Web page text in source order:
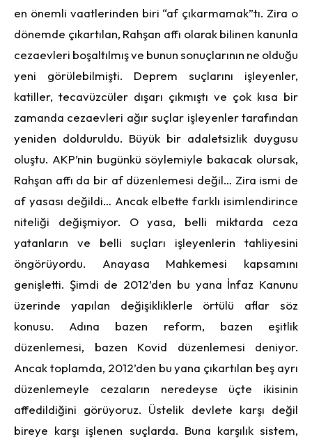
en önemli vaatlerinden biri “af çıkarmamak”tı. Zira o
dönemde çıkartılan, Rahşan affı olarak bilinen kanunla
cezaevleri boşaltılmış ve bunun sonuçlarının ne olduğu
yeni görülebilmişti. Deprem suçlarını işleyenler,
katiller, tecavüzcüler dışarı çıkmıştı ve çok kısa bir
zamanda cezaevleri ağır suçlar işleyenler tarafından
yeniden dolduruldu. Büyük bir adaletsizlik duygusu
oluştu. AKP’nin bugünkü söylemiyle bakacak olursak,
Rahşan affı da bir af düzenlemesi değil… Zira ismi de
af yasası değildi… Ancak elbette farklı isimlendirince
niteliği değişmiyor. O yasa, belli miktarda ceza
yatanların ve belli suçları işleyenlerin tahliyesini
öngörüyordu. Anayasa Mahkemesi kapsamını
genişletti. Şimdi de 2012’den bu yana İnfaz Kanunu
üzerinde yapılan değişikliklerle örtülü aflar söz
konusu. Adına bazen reform, bazen eşitlik
düzenlemesi, bazen Kovid düzenlemesi deniyor.
Ancak toplamda, 2012’den bu yana çıkartılan beş ayrı
düzenlemeyle cezaların neredeyse üçte ikisinin
affedildiğini görüyoruz. Üstelik devlete karşı değil
bireye karşı işlenen suçlarda. Buna karşılık sistem,